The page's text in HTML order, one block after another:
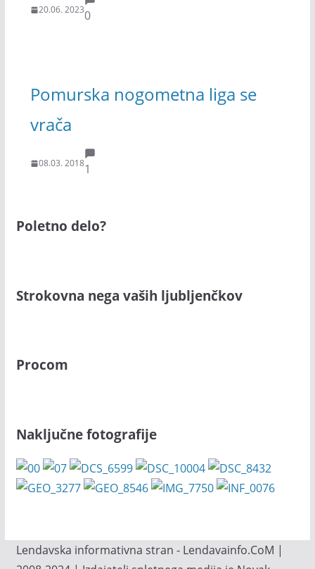
20.06. 20230
Pomurska nogometna liga se
vrača
08.03. 20181
Poletno delo?
Strokovna nega vaših ljubljenčkov
Procom
Naključne fotografije
Lendavska informativna stran - Lendavainfo.CoM |